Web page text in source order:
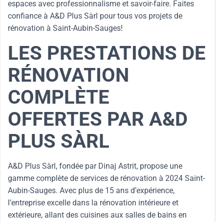
espaces avec professionnalisme et savoir-faire. Faites
confiance à A&D Plus Sàrl pour tous vos projets de
rénovation à Saint-Aubin-Sauges!
LES PRESTATIONS DE
RÉNOVATION
COMPLÈTE
OFFERTES PAR A&D
PLUS SÀRL
A&D Plus Sàrl, fondée par Dinaj Astrit, propose une
gamme complète de services de rénovation à 2024 Saint-
Aubin-Sauges. Avec plus de 15 ans d’expérience,
l’entreprise excelle dans la rénovation intérieure et
extérieure, allant des cuisines aux salles de bains en